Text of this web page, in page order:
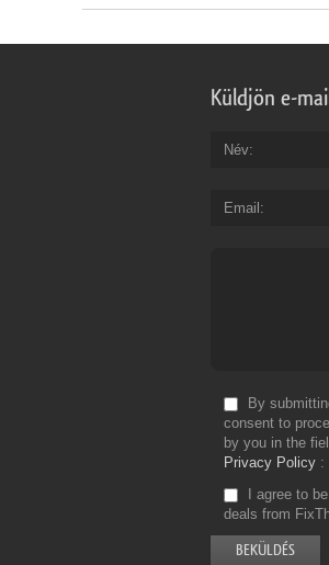
Küldjön e-
Név
Email
By
consent to
by you in the
Privacy Policy
I agree to
deals from